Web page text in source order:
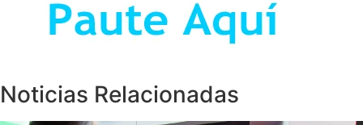
Noticias Relacionadas